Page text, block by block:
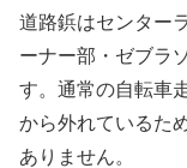
道路鋲はセンター
ーナー部・ゼブラ
す。通常の自転車
から外れているた
ありません。